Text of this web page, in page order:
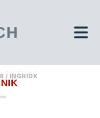
/ INGRIDK